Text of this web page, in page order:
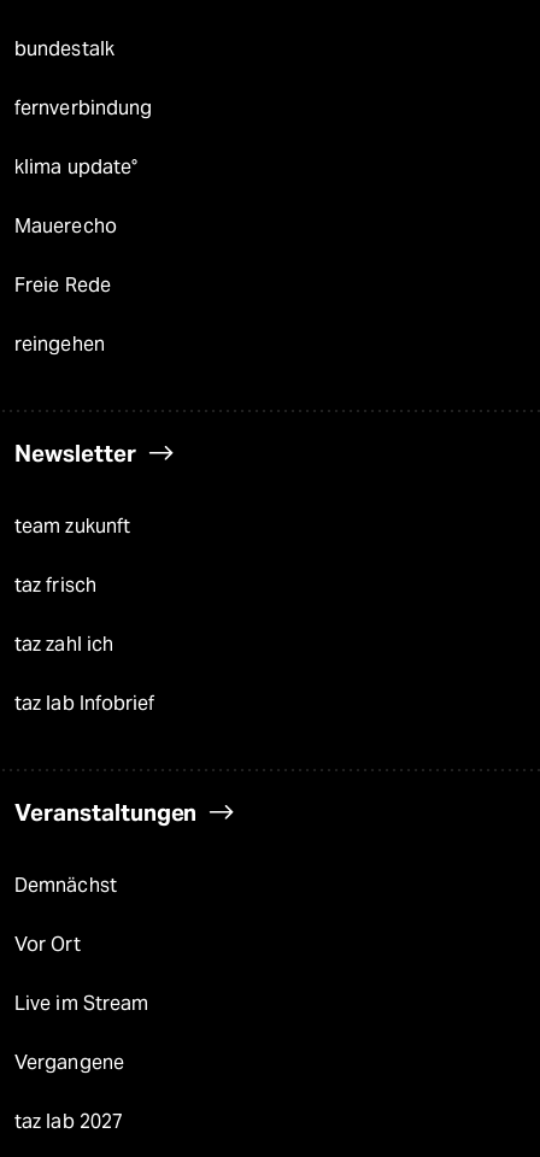
bundestalk
fernverbindung
klima update°
Mauerecho
Freie Rede
reingehen
Newsletter
team zukunft
taz frisch
taz zahl ich
taz lab Infobrief
Veranstaltungen
Demnächst
Vor Ort
Live im Stream
Vergangene
taz lab 2027